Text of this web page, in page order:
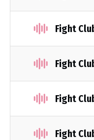
Fight
Fight
Fight
Fight